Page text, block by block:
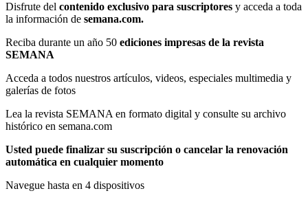
Disfrute del contenido exclusivo para suscriptores y acceda a toda
la información de semana.com.
Reciba durante un año 50 ediciones impresas de la revista
SEMANA
Acceda a todos nuestros artículos, videos, especiales multimedia y
galerías de fotos
Lea la revista SEMANA en formato digital y consulte su archivo
histórico en semana.com
Usted puede finalizar su suscripción o cancelar la renovación
automática en cualquier momento
Navegue hasta en 4 dispositivos